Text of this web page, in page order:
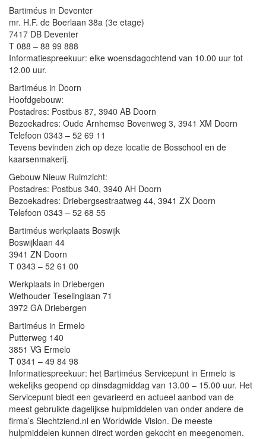
Bartiméus in Deventer
mr. H.F. de Boerlaan 38a (3e etage)
7417 DB Deventer
T 088 – 88 99 888
Informatiespreekuur: elke woensdagochtend van 10.00 uur tot
12.00 uur.
Bartiméus in Doorn
Hoofdgebouw:
Postadres: Postbus 87, 3940 AB Doorn
Bezoekadres: Oude Arnhemse Bovenweg 3, 3941 XM Doorn
Telefoon 0343 – 52 69 11
Tevens bevinden zich op deze locatie de Bosschool en de
kaarsenmakerij.
Gebouw Nieuw Ruimzicht:
Postadres: Postbus 340, 3940 AH Doorn
Bezoekadres: Driebergsestraatweg 44, 3941 ZX Doorn
Telefoon 0343 – 52 68 55
Bartiméus werkplaats Boswijk
Boswijklaan 44
3941 ZN Doorn
T 0343 – 52 61 00
Werkplaats in Driebergen
Wethouder Teselinglaan 71
3972 GA Driebergen
Bartiméus in Ermelo
Putterweg 140
3851 VG Ermelo
T 0341 – 49 84 98
Informatiespreekuur: het Bartiméus Servicepunt in Ermelo is
wekelijks geopend op dinsdagmiddag van 13.00 – 15.00 uur. Het
Servicepunt biedt een gevarieerd en actueel aanbod van de
meest gebruikte dagelijkse hulpmiddelen van onder andere de
firma’s Slechtziend.nl en Worldwide Vision. De meeste
hulpmiddelen kunnen direct worden gekocht en meegenomen.